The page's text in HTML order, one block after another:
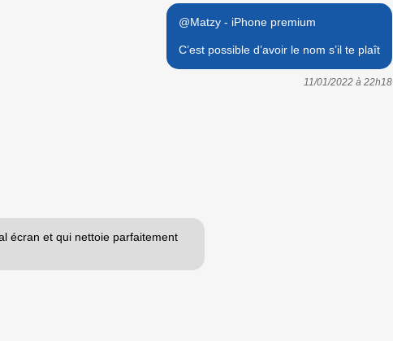
@Matzy - iPhone premium
C’est possible d’avoir le nom s’il te plaît
11/01/2022 à 22h18
écran et qui nettoie parfaitement